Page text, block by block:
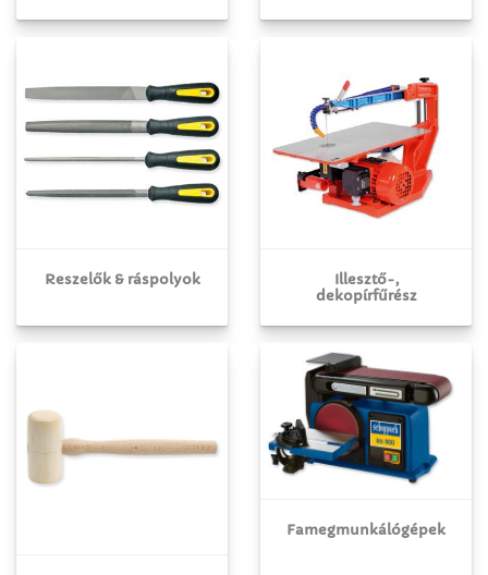
Reszelők & ráspolyok
Illesztő-,
dekopírfűrész
Famegmunkálógépek